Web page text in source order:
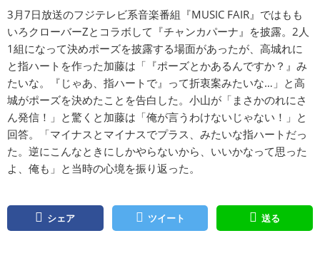
3月7日放送のフジテレビ系音楽番組『MUSIC FAIR』ではもも
いろクローバーZとコラボして『チャンカパーナ』を披露。2人
1組になって決めポーズを披露する場面があったが、高城れに
と指ハートを作った加藤は「『ポーズとかあるんですか？』み
たいな。『じゃあ、指ハートで』って折衷案みたいな…」と高
城がポーズを決めたことを告白した。小山が「まさかのれにさ
ん発信！」と驚くと加藤は「俺が言うわけないじゃない！」と
回答。「マイナスとマイナスでプラス、みたいな指ハートだっ
た。逆にこんなときにしかやらないから、いいかなって思った
よ、俺も」と当時の心境を振り返った。
シェア ツイート 送る